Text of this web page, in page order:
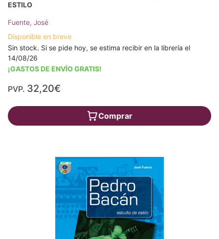
ESTILO
Fuente, José
Disponible en breve
Sin stock. Si se pide hoy, se estima recibir en la librería el
14/08/26
¡GASTOS DE ENVÍO GRATIS!
PVP. 32,20€
Comprar